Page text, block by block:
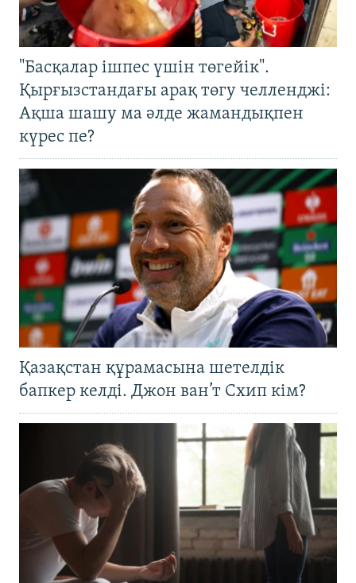
"Басқалар ішпес үшін төгейік".
Қырғызстандағы арақ төгу челленджі:
Ақша шашу ма әлде жамандықпен
күрес пе?
Қазақстан құрамасына шетелдік
бапкер келді. Джон ван’т Схип кім?